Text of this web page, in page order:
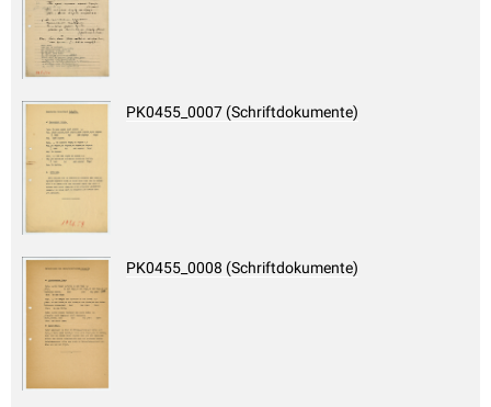
PK0455_0007 (Schriftdokumente)
PK0455_0008 (Schriftdokumente)